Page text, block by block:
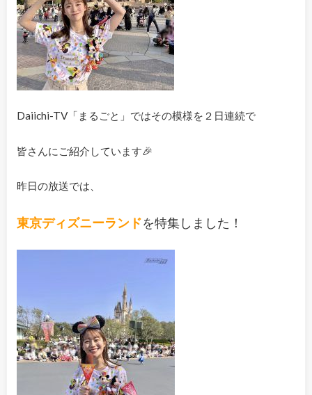
Daiichi-TV「まるごと」ではその模様を２日連続で
皆さんにご紹介しています🎉
昨日の放送では、
東京ディズニーランドを特集しました！